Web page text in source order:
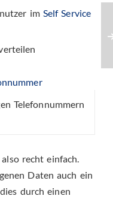
im Self Service
Telefonnummern
recht einfach.
Daten auch ein
durch einen